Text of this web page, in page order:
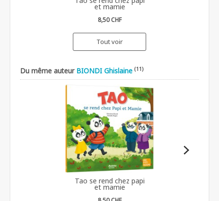
et mamie
8,50 CHF
Tout voir
Du même auteur BIONDI Ghislaine (11)
Tao se rend chez papi
et mamie